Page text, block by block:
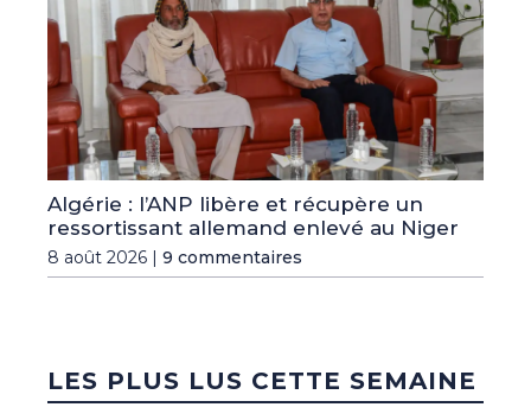
Algérie : l’ANP libère et récupère un
ressortissant allemand enlevé au Niger
8 août 2026 | 9 commentaires
LES PLUS LUS CETTE SEMAINE